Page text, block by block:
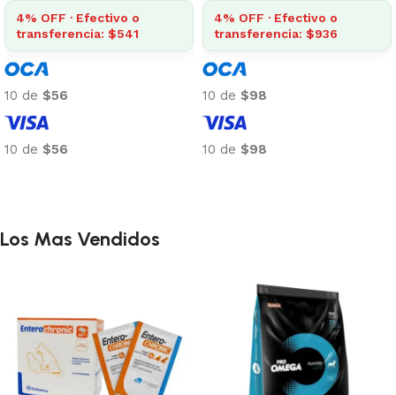
4% OFF · Efectivo o
transferencia: $541
10 de $56
10 de $56
4% OFF · Efectivo o
transferencia: $936
10 de $98
10 de $98
Los Mas Vendidos